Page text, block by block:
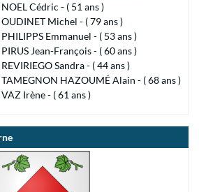
NOEL Cédric - ( 51 ans )
OUDINET Michel - ( 79 ans )
PHILIPPS Emmanuel - ( 53 ans )
PIRUS Jean-François - ( 60 ans )
REVIRIEGO Sandra - ( 44 ans )
TAMEGNON HAZOUMÉ Alain - ( 68 ans )
VAZ Irène - ( 61 ans )